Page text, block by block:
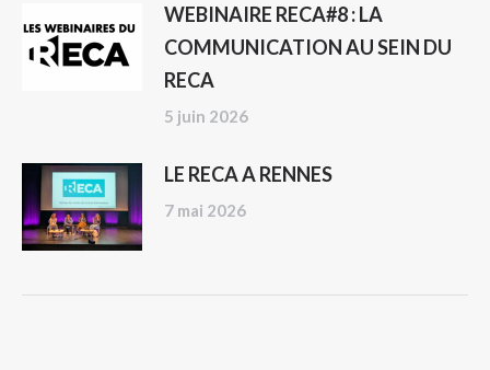
WEBINAIRE RECA#8 : LA
COMMUNICATION AU SEIN DU
RECA
5 juin 2026
LE RECA A RENNES
7 mai 2026